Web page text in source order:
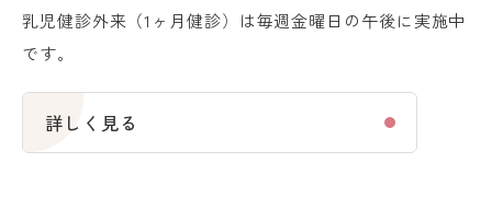
乳児健診外来（1ヶ月健診）は毎週金曜日の午後に実施中
です。
詳しく見る